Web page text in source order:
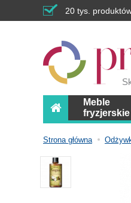
20 tys.
Meble
fryzjerskie
Strona główna